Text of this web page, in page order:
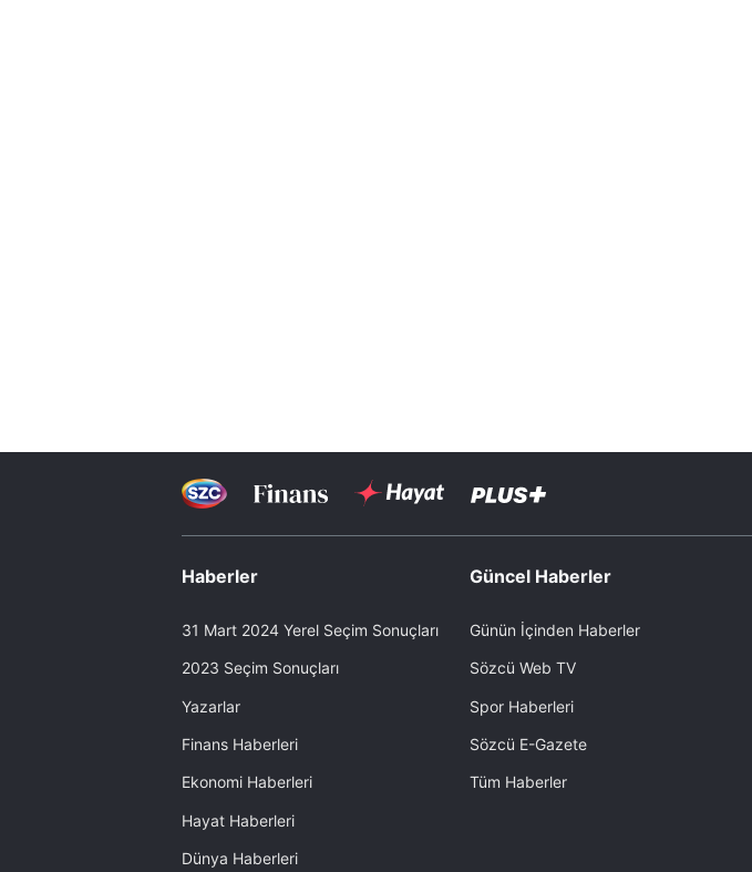
Haberler
31 Mart 2024 Yerel Seçim Sonuçları
2023 Seçim Sonuçları
Yazarlar
Finans Haberleri
Ekonomi Haberleri
Hayat Haberleri
Dünya Haberleri
Güncel Haberler
Günün İçinden Haberler
Sözcü Web TV
Spor Haberleri
Sözcü E-Gazete
Tüm Haberler